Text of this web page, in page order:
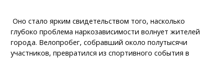
Оно стало ярким свидетельством того, насколько
глубоко проблема наркозависимости волнует жителей
города. Велопробег, собравший около полутысячи
участников, превратился из спортивного события в